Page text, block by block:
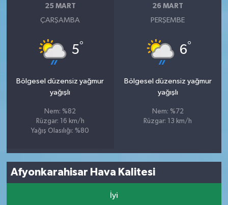
25 MART
ÇARŞAMBA
5°
Bölgesel düzensiz yağmur
yağışlı
Nem: %82
Rüzgar: 16 km/h
Yağış Olasılığı: %80
26 MART
PERŞEMBE
6°
Bölgesel düzensiz yağmur
yağışlı
Nem: %72
Rüzgar: 13 km/h
Afyonkarahisar Hava Kalitesi
İyi